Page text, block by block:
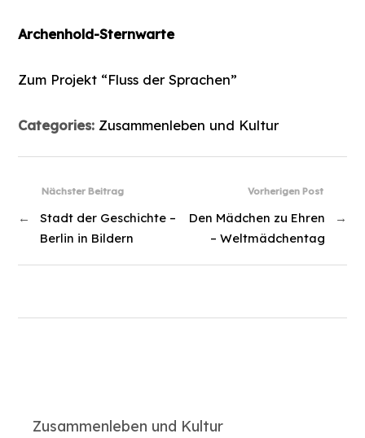
Archenhold-Sternwarte
Zum Projekt “Fluss der Sprachen”
Categories: Zusammenleben und Kultur
Vorherigen Post
Den Mädchen zu Ehren
– Weltmädchentag
→
Nächster Beitrag
←
Stadt der Geschichte –
Berlin in Bildern
Zusammenleben und Kultur